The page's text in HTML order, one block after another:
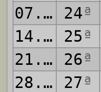
07.03.1982
24ª
14.03.1982
25ª
21.03.1982
26ª
28.03.1982
27ª